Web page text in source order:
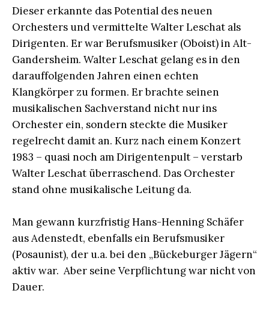
Dieser erkannte das Potential des neuen
Orchesters und vermittelte Walter Leschat als
Dirigenten. Er war Berufsmusiker (Oboist) in Alt-
Gandersheim. Walter Leschat gelang es in den
darauffolgenden Jahren einen echten
Klangkörper zu formen. Er brachte seinen
musikalischen Sachverstand nicht nur ins
Orchester ein, sondern steckte die Musiker
regelrecht damit an. Kurz nach einem Konzert
1983 – quasi noch am Dirigentenpult – verstarb
Walter Leschat überraschend. Das Orchester
stand ohne musikalische Leitung da.
Man gewann kurzfristig Hans-Henning Schäfer
aus Adenstedt, ebenfalls ein Berufsmusiker
(Posaunist), der u.a. bei den „Bückeburger Jägern“
aktiv war. Aber seine Verpflichtung war nicht von
Dauer.